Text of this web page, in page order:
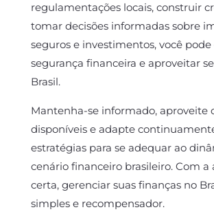
regulamentações locais, construir
tomar decisões informadas sobre
seguros e investimentos, você
segurança financeira e aproveitar
Brasil.
Mantenha-se informado, aproveite
disponíveis e adapte
estratégias para se adequar ao
cenário financeiro brasileiro. Com
certa, gerenciar suas finanças no
simples e recompensador.